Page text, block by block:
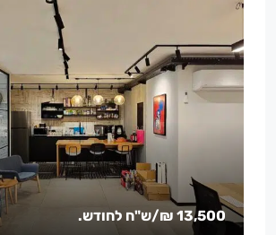
13,500 ₪ /ש"ח לחודש.